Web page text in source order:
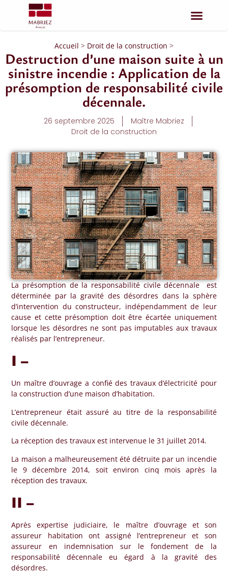
Accueil > Droit de la construction >
Destruction d’une maison suite à un
sinistre incendie : Application de la
présomption de responsabilité civile
décennale.
26 septembre 2025
Maître Mabriez
Droit de la construction
La présomption de la responsabilité civile décennale est
déterminée par la gravité des désordres dans la sphère
d’intervention du constructeur, indépendamment de leur
cause et cette présomption doit être écartée uniquement
lorsque les désordres ne sont pas imputables aux travaux
réalisés par l’entrepreneur.
I –
Un maître d’ouvrage a confié des travaux d’électricité pour
la construction d’une maison d’habitation.
L’entrepreneur était assuré au titre de la responsabilité
civile décennale.
La réception des travaux est intervenue le 31 juillet 2014.
La maison a malheureusement été détruite par un incendie
le 9 décembre 2014, soit environ cinq mois après la
réception des travaux.
II –
Après expertise judiciaire, le maître d’ouvrage et son
assureur habitation ont assigné l’entrepreneur et son
assureur en indemnisation sur le fondement de la
responsabilité décennale eu égard à la gravité des
désordres.